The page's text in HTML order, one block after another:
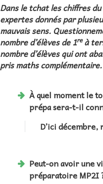
Dans le tchat les chiffres
expertes donnés par
mauvais sens.
nombre d’élèves de 1reà
nombre d’élèves qui ont
pris maths complémentaire.
À quel moment le
prépa sera-t-il
D’ici décembre,
Peut-on avoir une
préparatoire MP2I